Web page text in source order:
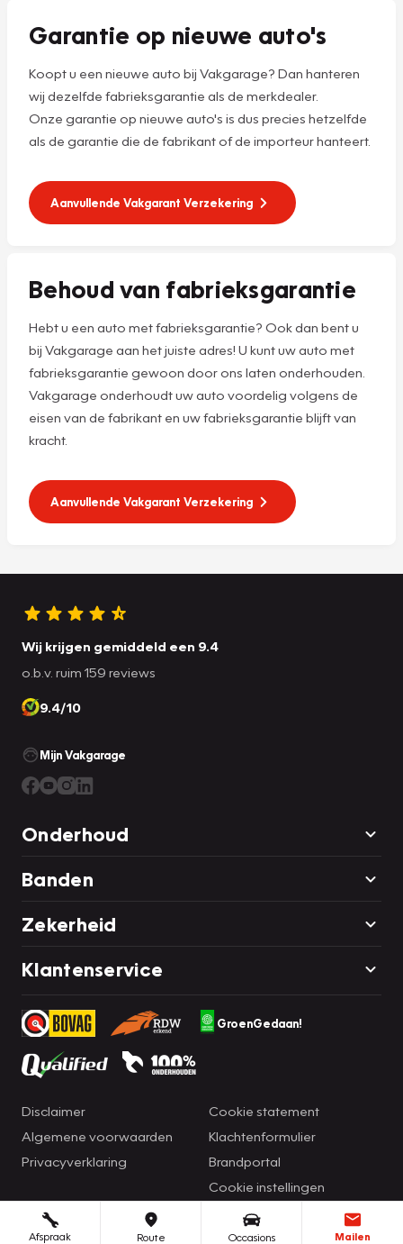
Garantie op nieuwe auto's
Koopt u een nieuwe auto bij Vakgarage? Dan hanteren
wij dezelfde fabrieksgarantie als de merkdealer.
Onze garantie op nieuwe auto's is dus precies hetzelfde
als de garantie die de fabrikant of de importeur hanteert.
Aanvullende Vakgarant Verzekering
Behoud van fabrieksgarantie
Hebt u een auto met fabrieksgarantie? Ook dan bent u
bij Vakgarage aan het juiste adres! U kunt uw auto met
fabrieksgarantie gewoon door ons laten onderhouden.
Vakgarage onderhoudt uw auto voordelig volgens de
eisen van de fabrikant en uw fabrieksgarantie blijft van
kracht.
Aanvullende Vakgarant Verzekering
Afspraak Route Occasions Mailen
Wij krijgen gemiddeld een 9.4
o.b.v. ruim 159 reviews
9.4/10
Mijn Vakgarage
Onderhoud
Banden
Zekerheid
Klantenservice
GroenGedaan!
Disclaimer
Algemene voorwaarden
Privacyverklaring
Cookie statement
Klachtenformulier
Brandportal
Cookie instellingen